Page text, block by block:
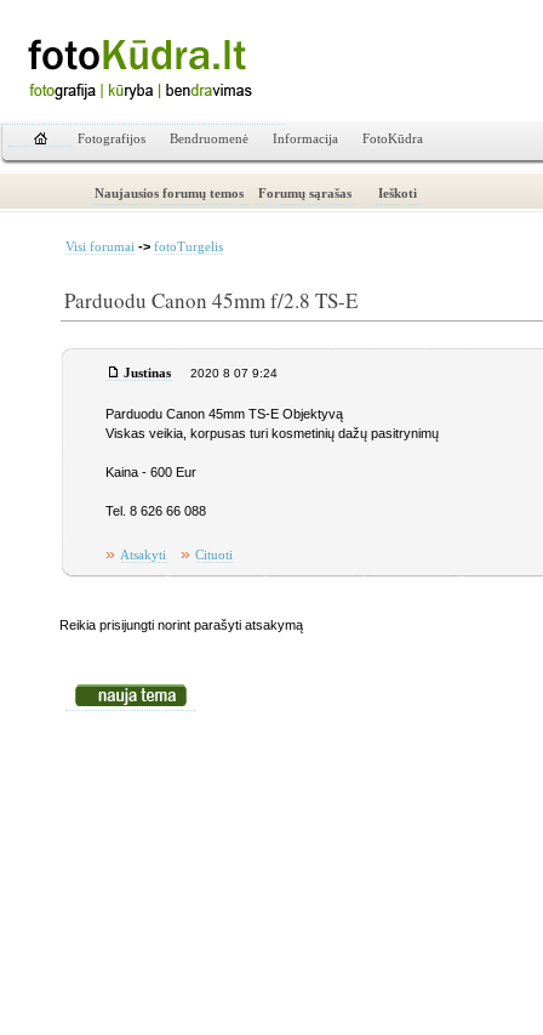
Fotografijos Bendruomenė Informacija FotoKūdra
Naujausios forumų temos Forumų sąrašas Ieškoti
Visi forumai -> fotoTurgelis
Parduodu Canon 45mm f/2.8 TS-E
Justinas 2020 8 07 9:24
Parduodu Canon 45mm TS-E Objektyvą
Viskas veikia, korpusas turi kosmetinių dažų pasitrynimų
Kaina - 600 Eur
Tel. 8 626 66 088
» Atsakyti » Cituoti
Reikia prisijungti norint parašyti atsakymą